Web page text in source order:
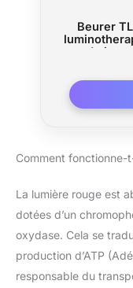
Beurer
du
couleur,
Centric
Comment fonctionne-
La lumière rouge est
dotées d’un
oxydase. Cela se
production d’ATP
responsable du